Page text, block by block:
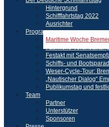
Hintergrund
Schifffahrtstag 2022
Ausrichter
Programm
Maritime Woche
Fachliche
Festakt mit
Schiffs- und
Weser-Cycle-Tour:
„Nautischer Dialog“
Publikumstag und
Team
Partner
Unterstützer
Sponsoren